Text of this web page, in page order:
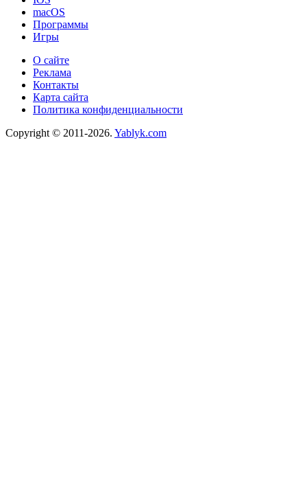
macOS
Программы
Игры
О сайте
Реклама
Контакты
Карта сайта
Политика конфиденциальности
Copyright © 2011-2026. Yablyk.сom